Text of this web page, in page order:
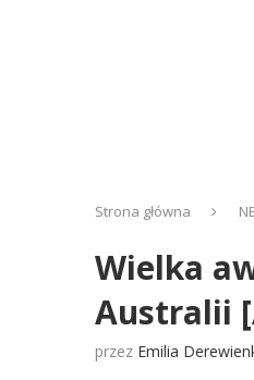
Strona główna
Wielka
Australii
przez Emilia